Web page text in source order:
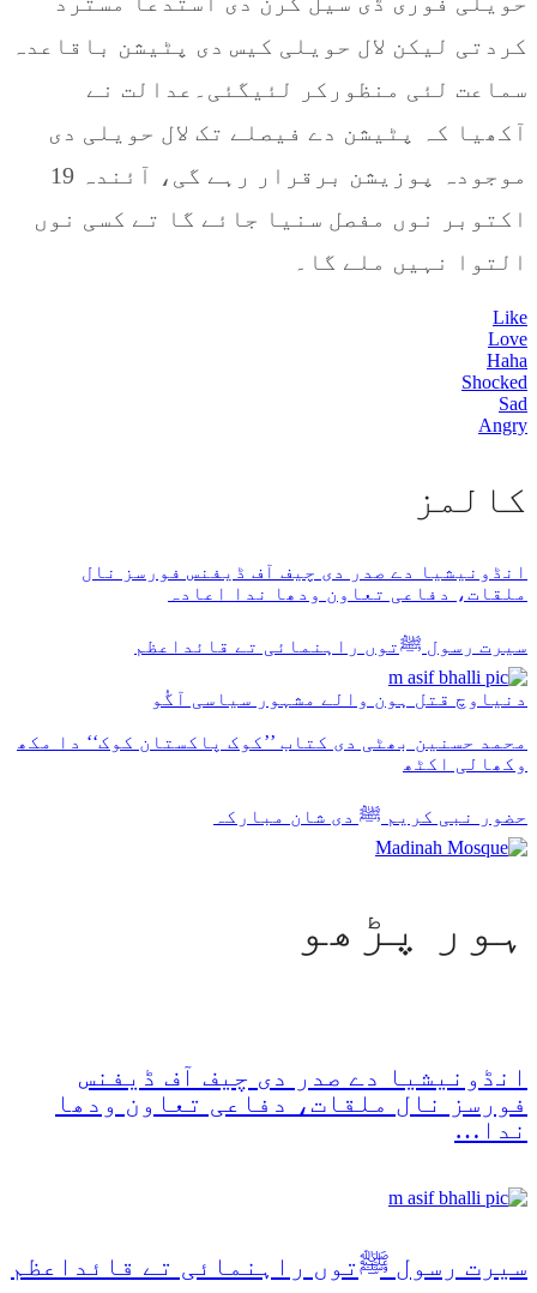
کردتی لیکن لال حویلی کیس دی پٹیشن باقاعدہ
سماعت لئی منظورکر لئیگئی۔عدالت نے
آکھیا کہ پٹیشن دے فیصلے تک لال حویلی دی
موجودہ پوزیشن برقرار رہے گی، آئندہ 19
اکتوبر نوں مفصل سنیا جائے گا تے کسی نوں
التوا نہیں ملے گا۔
Like
Love
Haha
Shocked
Sad
Angry
كالمز
انڈونیشیا دے صدر دی چیف آف ڈیفنس فورسز نال
ملقات، دفاعی تعاون ودھا ندا اعادہ
سیرت رسول ﷺتوں راہنمائی تے قائداعظم
دنیاوچ قتل ہون والے مشہور سیاسی آگُو
محمد حسنین بھٹی دی کتاب ’’کوک پاکستان کوک‘‘ دا مکھ
وکھالی اکٹھ
حضور نبی کریم ﷺ دی شان مبارکہ
ہور پڑھو
انڈونیشیا دے صدر دی چیف آف ڈیفنس
فورسز نال ملقات، دفاعی تعاون ودھا
ندا…
سیرت رسول ﷺتوں راہنمائی تے قائداعظم